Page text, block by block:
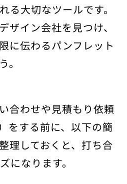
る大切なツールです。
ザイン会社を見つけ、
に伝わるパンフレット
。
合わせや見積もり依頼
をする前に、以下の簡
理しておくと、打ち合
になります。